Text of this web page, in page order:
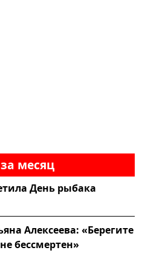
месяц
День рыбака
Алексеева: «Берегите
бессмертен»